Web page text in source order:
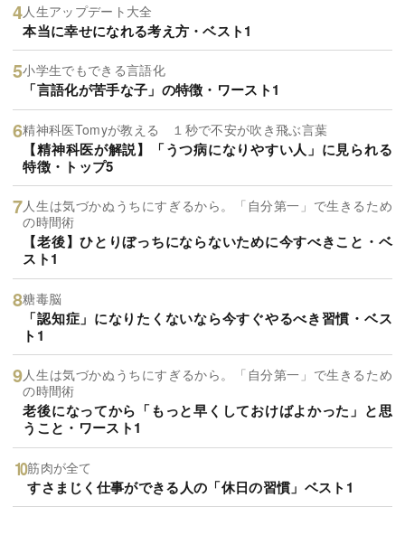
人生アップデート大全
本当に幸せになれる考え方・ベスト1
小学生でもできる言語化
「言語化が苦手な子」の特徴・ワースト1
精神科医Tomyが教える １秒で不安が吹き飛ぶ言葉
【精神科医が解説】「うつ病になりやすい人」に見られる
特徴・トップ5
人生は気づかぬうちにすぎるから。「自分第一」で生きるため
の時間術
【老後】ひとりぼっちにならないために今すべきこと・ベ
スト1
糖毒脳
「認知症」になりたくないなら今すぐやるべき習慣・ベス
ト1
人生は気づかぬうちにすぎるから。「自分第一」で生きるため
の時間術
老後になってから「もっと早くしておけばよかった」と思
うこと・ワースト1
筋肉が全て
すさまじく仕事ができる人の「休日の習慣」ベスト1